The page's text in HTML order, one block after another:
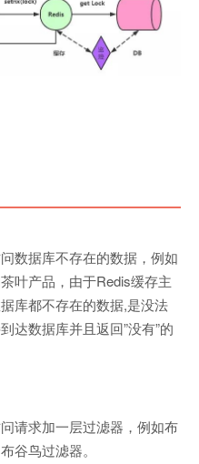
数据库不存在的数据，例如
叶产品，由于Redis缓存主
库都不存在的数据,是没法
达数据库并且返回”没有”的
请求加一层过滤器，例如布
谷鸟过滤器。